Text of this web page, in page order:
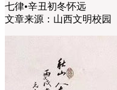
七律•辛丑初冬怀远
文章来源：山西文明校